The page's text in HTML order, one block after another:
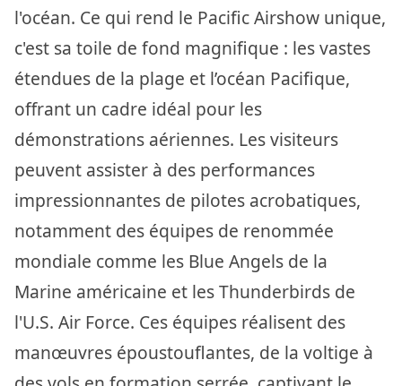
l'océan. Ce qui rend le Pacific Airshow unique,
c'est sa toile de fond magnifique : les vastes
étendues de la plage et l’océan Pacifique,
offrant un cadre idéal pour les
démonstrations aériennes. Les visiteurs
peuvent assister à des performances
impressionnantes de pilotes acrobatiques,
notamment des équipes de renommée
mondiale comme les Blue Angels de la
Marine américaine et les Thunderbirds de
l'U.S. Air Force. Ces équipes réalisent des
manœuvres époustouflantes, de la voltige à